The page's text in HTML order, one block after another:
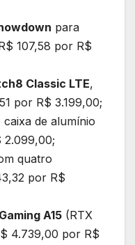
para
107,58 por R$
Classic LTE,
por R$ 3.199,00;
caixa de alumínio
2.099,00;
quatro
por R$
A15 (RTX
4.739,00 por R$